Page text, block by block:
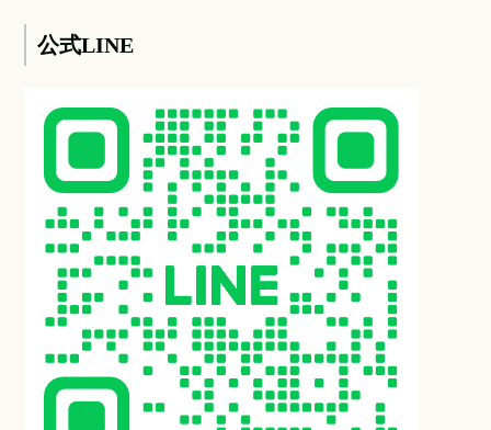
公式LINE